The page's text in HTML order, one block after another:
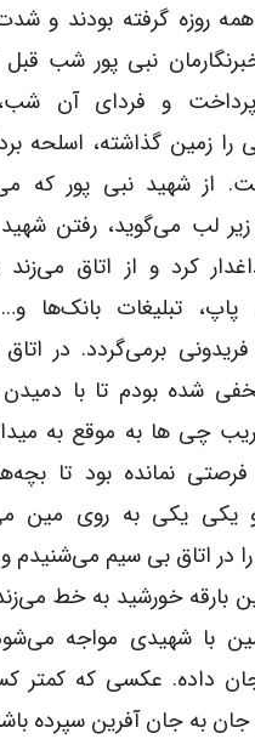
روزه گرفته بودند و
نبى پور شب قبل
و فرداى آن شب،
را زمین گذاشته، اسلحه
از شهید نبى پور که
لب می‌گوید، رفتن شهید
کرد و از اتاق می‌زند
پاپ، تبلیغات بانک‌ها
برمی‌گردد. در اتاق
شده بودم تا با
چى ها به موقع به
نمانده بود تا بچه‌ها
یکى یکى به روى مین
را در اتاق بى سیم می‌شنیدم و…
بارقه خورشید به خط می‌زند
با شهیدى مواجه می‌شود
داده. عکسى که کمتر
به جان آفرین سپرده